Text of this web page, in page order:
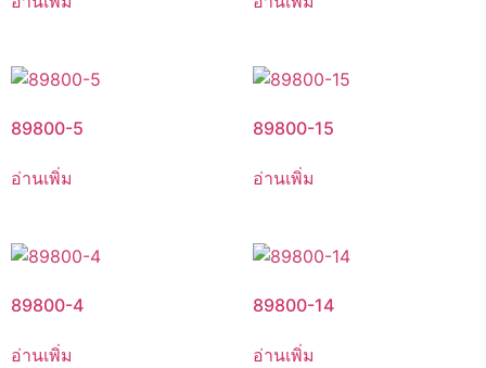
89800-5
อ่านเพิ่ม
89800-15
อ่านเพิ่ม
89800-4
อ่านเพิ่ม
89800-14
อ่านเพิ่ม